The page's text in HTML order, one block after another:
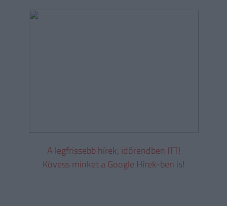
A legfrissebb hírek, időrendben ITT!
Kövess minket a Google Hírek-ben is!